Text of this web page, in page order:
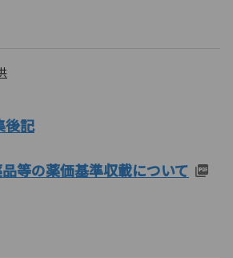
後記
品等の薬価基準収載について